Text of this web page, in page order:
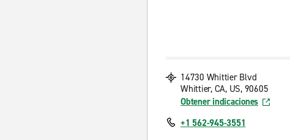
14730 Whittier Blvd
Whittier, CA, US, 90605
Obtener indicaciones
+1 562-945-3551